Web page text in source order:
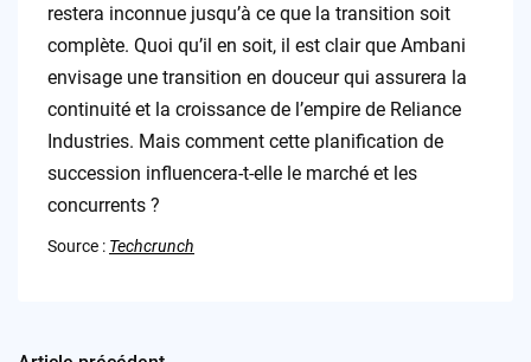
restera inconnue jusqu’à ce que la transition soit
complète. Quoi qu’il en soit, il est clair que Ambani
envisage une transition en douceur qui assurera la
continuité et la croissance de l’empire de Reliance
Industries. Mais comment cette planification de
succession influencera-t-elle le marché et les
concurrents ?
Source : Techcrunch